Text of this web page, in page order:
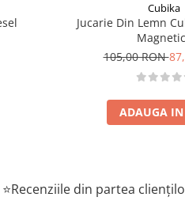
Cubika
Jucarie Din Lemn
105,00 RON
ADAUGA IN
⭐Recenziile din partea